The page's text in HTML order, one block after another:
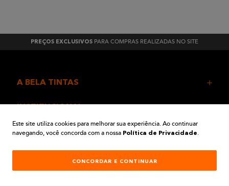
PREÇOS EXCLUSIVOS PARA COMPRAS REALIZADAS NO SITE
A BELA TINTAS
AJUDA E SUPORTE
ATENDIMENTO
Este site utiliza cookies para melhorar sua experiência. Ao continuar
navegando, você concorda com a nossa Política de Privacidade.
CONCORDAR E CONTINUAR